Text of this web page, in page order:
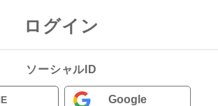
ログイン
ソーシャルID
Google